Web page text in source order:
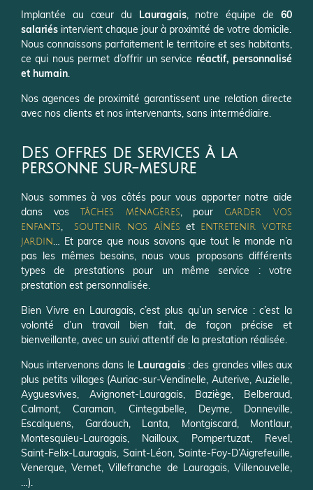
Implantée au cœur du Lauragais, notre équipe de 60
salariés intervient chaque jour à proximité de votre domicile.
Nous connaissons parfaitement le territoire et ses habitants,
ce qui nous permet d’offrir un service réactif, personnalisé
et humain.
Nos agences de proximité garantissent une relation directe
avec nos clients et nos intervenants, sans intermédiaire.
Des offres de services à la
personne sur-mesure
Nous sommes à vos côtés pour vous apporter notre aide
dans vos
tâches ménagères, pour
garder vos
enfants, soutenir nos aînés et
entretenir votre
jardin… Et parce que nous savons que tout le monde n’a
pas les mêmes besoins, nous vous proposons différents
types de prestations pour un même service : votre
prestation est personnalisée.
Bien Vivre en Lauragais, c’est plus qu’un service : c’est la
volonté d’un travail bien fait, de façon précise et
bienveillante, avec un suivi attentif de la prestation réalisée.
Nous intervenons dans le Lauragais: des grandes villes aux
plus petits villages (Auriac-sur-Vendinelle, Auterive, Auzielle,
Ayguesvives, Avignonet-Lauragais, Baziège, Belberaud,
Calmont, Caraman, Cintegabelle, Deyme, Donneville,
Escalquens, Gardouch, Lanta, Montgiscard, Montlaur,
Montesquieu-Lauragais, Nailloux, Pompertuzat, Revel,
Saint-Felix-Lauragais, Saint-Léon, Sainte-Foy-D’Aigrefeuille,
Venerque, Vernet, Villefranche de Lauragais, Villenouvelle,
…).